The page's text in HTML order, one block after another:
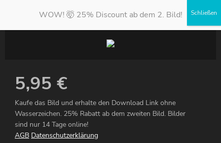
5,95 €
Kaufe das Bild und erhalte den Download Link ohne
Wasserzeichen. 25% Rabatt ab dem zweiten Bild. Bilder
sind nur 14 Tage online!
AGB Datenschutzerklärung
WOW! 🤯 25% Discount ab dem 2. Bild!